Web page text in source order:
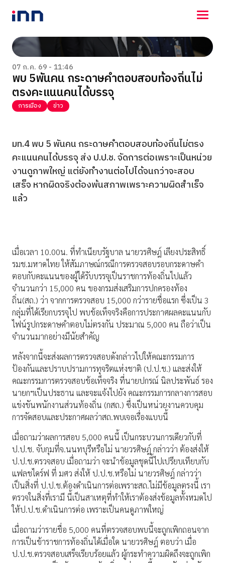
NEWS
ENTERTAINMENT
LIFESTYLE
HOROSCOPE
LOTTERY
VIDEO
07 ก.ค. 69 - 11:46
พบ 5พันคน กระดาษคำตอบสอบท้องถิ่นไม่
ตรงคะแนนคนได้บรรจุ
การเมือง ข่าว
มท.4 พบ 5 พันคน กระดาษคำตอบสอบท้องถิ่นไม่ตรง
คะแนนคนได้บรรจุ ส่ง ป.ป.ช. จัดการต่อเพราะเป็นหน่วย
งานดูภาพใหญ่ แต่ยังทำงานต่อไปได้จนกว่าจะสอบ
เสร็จ หากผิดจริงต้องพ้นสภาพเพราะความผิดสำเร็จ
แล้ว
เมื่อเวลา 10.00น. ที่ทำเนียบรัฐบาล นายวรศิษฎ์ เลียงประสิทธิ์
รมช.มหาดไทย ให้สัมภาษณ์กรณีการตรวจสอบรอบกระดาษคำ
ตอบกับคะแนนของผู้ได้รับบรรจุเป็นราชการท้องถิ่นไปแล้ว
จำนวนกว่า 15,000 คน ของกรมส่งเสริมการปกครองท้อง
ถิ่น(สถ.) ว่า จากการตรวจสอบ 15,000 กว่ารายชื่อแรก ซึ่งเป็น 3
กลุ่มที่ได้เรียกบรรจุไป พบข้อเท็จจริงคือการประกาศผลคะแนนกับ
ไฟน์รูปกระดาษคำตอบไม่ตรงกัน ประมาณ 5,000 คน ถือว่าเป็น
จำนวนมากอย่างมีนัยสำคัญ
หลังจากนี้จะส่งผลการตรวจสอบดังกล่าวไปให้คณะกรรมการ
ป้องกันและปราบปรามการทุจริตแห่งชาติ (ป.ป.ช.) และส่งให้
คณะกรรมการตรวจสอบข้อเท็จจริง ที่นายปกรณ์ นิลประพันธ์ รอง
นายกฯเป็นประธาน และจะแจ้งไปยัง คณะกรรมการกลางการสอบ
แข่งขันพนักงานส่วนท้องถิ่น (กสถ.) ซึ่งเป็นหน่วยงานควบคุม
การจัดสอบและประกาศผลว่าสถ.พบเจอเรื่องแบบนี้
เมื่อถามว่าผลการสอบ 5,000 คนนี้ เป็นกระบวนการเดียวกับที่
ป.ป.ช. จับกุมที่จ.นนทบุรีหรือไม่ นายวรศิษฎ์ กล่าวว่า ต้องส่งให้
ป.ป.ช.ตรวจสอบ เมื่อถามว่า จะนำข้อมูลชุดนี้ไปเปรียบเทียบกับ
แฟลชไดร์ฟ ที่ มศว ส่งให้ ป.ป.ช.หรือไม่ นายวรศิษฎ์ กล่าวว่า
เป็นสิ่งที่ ป.ป.ช.ต้องดำเนินการต่อเพราะสถ.ไม่มีข้อมูลตรงนี้ เรา
ตรวจในสิ่งที่เรามี นี้เป็นสาเหตุที่ทำให้เราต้องส่งข้อมูลทั้งหมดไป
ให้ป.ป.ช.ดำเนินการต่อ เพราะเป็นคนดูภาพใหญ่
เมื่อถามว่ารายชื่อ 5,000 คนที่ตรวจสอบพบนี้จะถูกเพิกถอนจาก
การเป็นข้าราชการท้องถิ่นได้เมื่อใด นายวรศิษฎ์ ตอบว่า เมื่อ
ป.ป.ช.ตรวจสอบเสร็จเรียบร้อยแล้ว ผู้กระทำความผิดถึงจะถูกเพิก